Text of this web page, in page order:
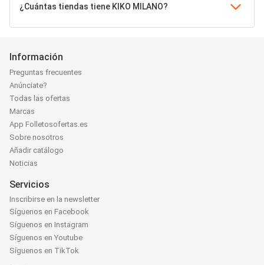
¿Cuántas tiendas tiene KIKO MILANO?
Información
Preguntas frecuentes
Anúnciate?
Todas las ofertas
Marcas
App Folletosofertas.es
Sobre nosotros
Añadir catálogo
Noticias
Servicios
Inscribirse en la newsletter
Síguenos en Facebook
Síguenos en Instagram
Síguenos en Youtube
Síguenos en TikTok